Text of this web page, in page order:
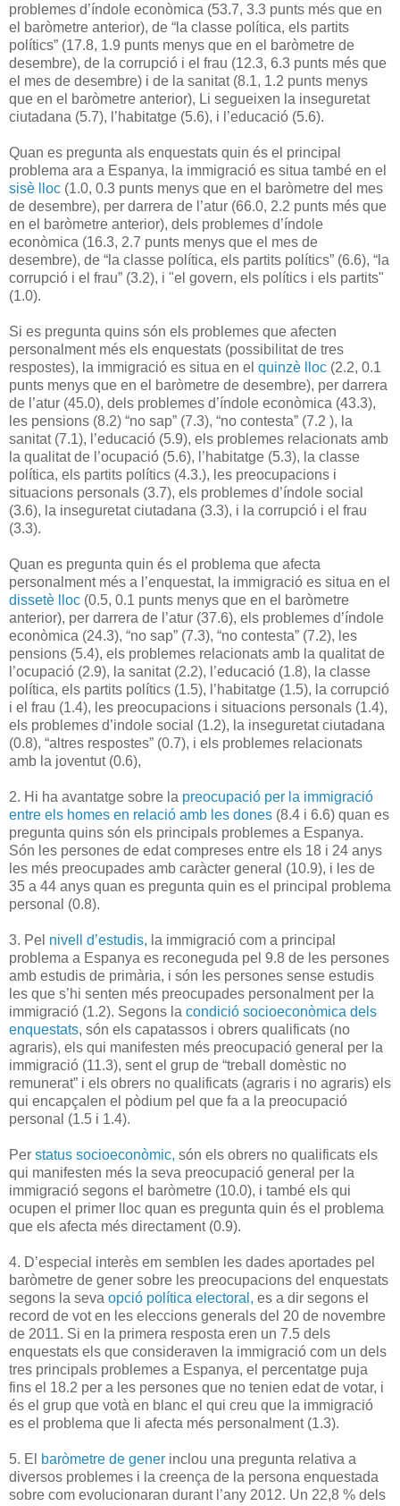
problemes d’índole econòmica (53.7, 3.3 punts més que en
el baròmetre anterior), de “la classe política, els partits
polítics” (17.8, 1.9 punts menys que en el baròmetre de
desembre), de la corrupció i el frau (12.3, 6.3 punts més que
el mes de desembre) i de la sanitat (8.1, 1.2 punts menys
que en el baròmetre anterior), Li segueixen la inseguretat
ciutadana (5.7), l’habitatge (5.6), i l’educació (5.6).
Quan es pregunta als enquestats quin és el principal
problema ara a Espanya, la immigració es situa també en el
sisè lloc (1.0, 0.3 punts menys que en el baròmetre del mes
de desembre), per darrera de l’atur (66.0, 2.2 punts més que
en el baròmetre anterior), dels problemes d’índole
econòmica (16.3, 2.7 punts menys que el mes de
desembre), de “la classe política, els partits polítics” (6.6), “la
corrupció i el frau” (3.2), i "el govern, els polítics i els partits"
(1.0).
Si es pregunta quins són els problemes que afecten
personalment més els enquestats (possibilitat de tres
respostes), la immigració es situa en el quinzè lloc (2.2, 0.1
punts menys que en el baròmetre de desembre), per darrera
de l’atur (45.0), dels problemes d’índole econòmica (43.3),
les pensions (8.2) “no sap” (7.3), “no contesta” (7.2 ), la
sanitat (7.1), l’educació (5.9), els problemes relacionats amb
la qualitat de l’ocupació (5.6), l’habitatge (5.3), la classe
política, els partits polítics (4.3.), les preocupacions i
situacions personals (3.7), els problemes d’índole social
(3.6), la inseguretat ciutadana (3.3), i la corrupció i el frau
(3.3).
Quan es pregunta quin és el problema que afecta
personalment més a l’enquestat, la immigració es situa en el
dissetè lloc (0.5, 0.1 punts menys que en el baròmetre
anterior), per darrera de l’atur (37.6), els problemes d’índole
econòmica (24.3), “no sap” (7.3), “no contesta” (7.2), les
pensions (5.4), els problemes relacionats amb la qualitat de
l’ocupació (2.9), la sanitat (2.2), l’educació (1.8), la classe
política, els partits polítics (1.5), l’habitatge (1.5), la corrupció
i el frau (1.4), les preocupacions i situacions personals (1.4),
els problemes d’indole social (1.2), la inseguretat ciutadana
(0.8), “altres respostes” (0.7), i els problemes relacionats
amb la joventut (0.6),
2. Hi ha avantatge sobre la preocupació per la immigració
entre els homes en relació amb les dones (8.4 i 6.6) quan es
pregunta quins són els principals problemes a Espanya.
Són les persones de edat compreses entre els 18 i 24 anys
les més preocupades amb caràcter general (10.9), i les de
35 a 44 anys quan es pregunta quin es el principal problema
personal (0.8).
3. Pel nivell d’estudis, la immigració com a principal
problema a Espanya es reconeguda pel 9.8 de les persones
amb estudis de primària, i són les persones sense estudis
les que s’hi senten més preocupades personalment per la
immigració (1.2). Segons la condició socioeconòmica dels
enquestats, són els capatassos i obrers qualificats (no
agraris), els qui manifesten més preocupació general per la
immigració (11.3), sent el grup de “treball domèstic no
remunerat” i els obrers no qualificats (agraris i no agraris) els
qui encapçalen el pòdium pel que fa a la preocupació
personal (1.5 i 1.4).
Per status socioeconòmic, són els obrers no qualificats els
qui manifesten més la seva preocupació general per la
immigració segons el baròmetre (10.0), i també els qui
ocupen el primer lloc quan es pregunta quin és el problema
que els afecta més directament (0.9).
4. D’especial interès em semblen les dades aportades pel
baròmetre de gener sobre les preocupacions del enquestats
segons la seva opció política electoral, es a dir segons el
record de vot en les eleccions generals del 20 de novembre
de 2011. Si en la primera resposta eren un 7.5 dels
enquestats els que consideraven la immigració com un dels
tres principals problemes a Espanya, el percentatge puja
fins el 18.2 per a les persones que no tenien edat de votar, i
és el grup que votà en blanc el qui creu que la immigració
es el problema que li afecta més personalment (1.3).
5. El baròmetre de gener inclou una pregunta relativa a
diversos problemes i la creença de la persona enquestada
sobre com evolucionaran durant l’any 2012. Un 22,8 % dels